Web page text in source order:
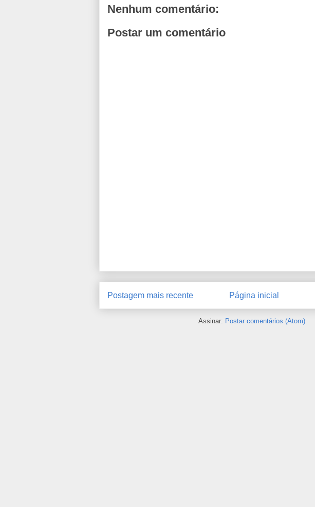
Nenhum comentário:
Postar um comentário
Postagem mais recente Página inicial
Assinar: Postar comentários (Atom)